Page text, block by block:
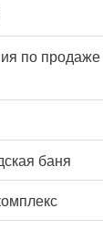
по
баня